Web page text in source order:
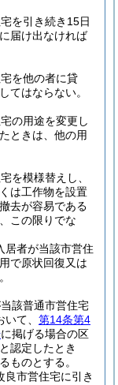
を引き続き15日
届け出なければ
を他の者に貸
てはならない。
の用途を変更し
ときは、他の用
を模様替えし、
は工作物を設置
去が容易である
この限りでな
居者が当該市営住
で原状回復又は
該普通市営住宅
て、 第14条第4
に掲げる場合の区
認定したとき
ものとする。
市営住宅に引き